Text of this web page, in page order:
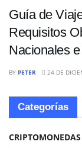
Guía de
Requisitos
Nacionales
BY PETER 24 DE
Categorías
CRIPTOMONEDAS